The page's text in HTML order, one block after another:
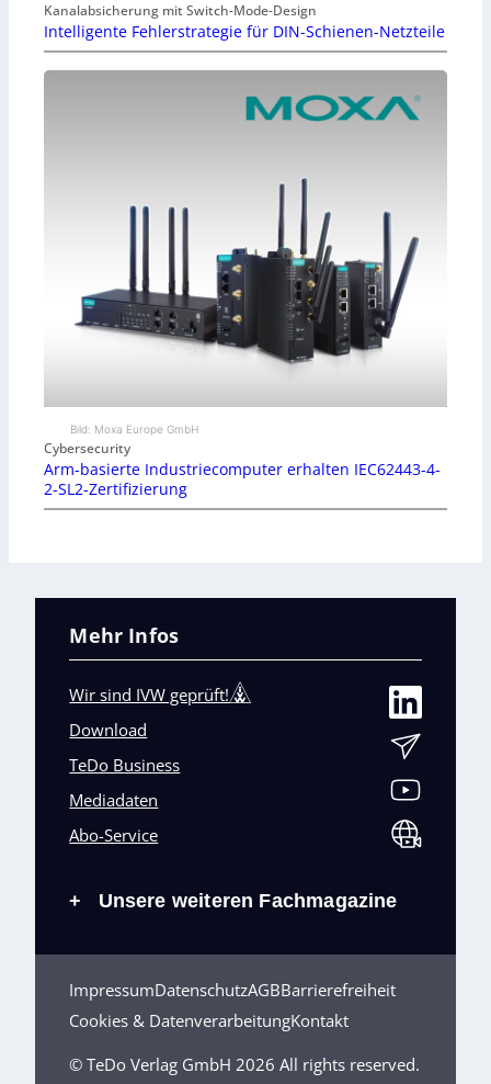
Kanalabsicherung mit Switch-Mode-Design
Intelligente Fehlerstrategie für DIN-Schienen-Netzteile
Bild: Moxa Europe GmbH
Cybersecurity
Arm-basierte Industriecomputer erhalten IEC62443-4-
2-SL2-Zertifizierung
Mehr Infos
Wir sind IVW geprüft!
Download
TeDo Business
Mediadaten
Abo-Service
+ Unsere weiteren Fachmagazine
ImpressumDatenschutzAGBBarrierefreiheit
Cookies & DatenverarbeitungKontakt
© TeDo Verlag GmbH 2026 All rights reserved.